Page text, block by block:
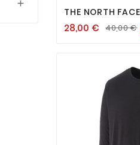

THE NORTH
GRAPHIC TEE
28,00€ 40,00€